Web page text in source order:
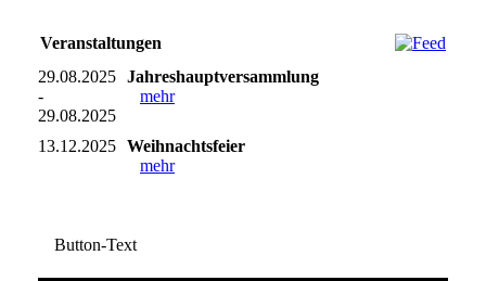
Veranstaltungen
29.08.2025
-
29.08.2025
Jahreshauptversammlung
mehr
13.12.2025 Weihnachtsfeier
mehr
Button-Text